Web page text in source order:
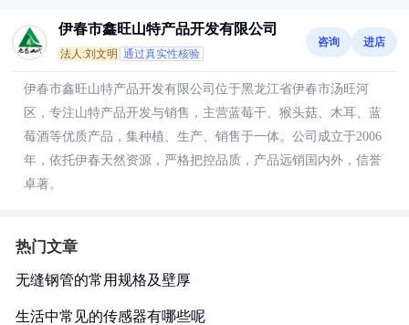
伊春市鑫旺山特产品开发有限公司
法人:刘文明 通过真实性核验
咨询 进店
伊春市鑫旺山特产品开发有限公司位于黑龙江省伊春市汤旺河
区，专注山特产品开发与销售，主营蓝莓干、猴头菇、木耳、蓝
莓酒等优质产品，集种植、生产、销售于一体。公司成立于2006
年，依托伊春天然资源，严格把控品质，产品远销国内外，信誉
卓著。
热门文章
无缝钢管的常用规格及壁厚
生活中常见的传感器有哪些呢